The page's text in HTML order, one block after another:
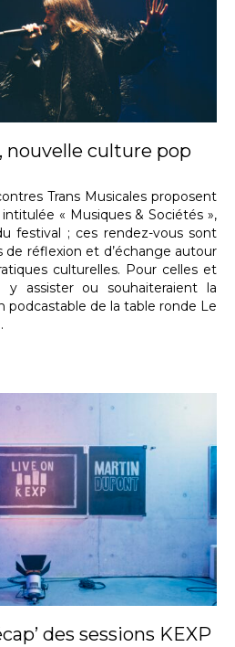
nouvelle culture pop
Trans Musicales proposent
« Musiques & Sociétés »,
festival ; ces rendez-vous sont
réflexion et d’échange autour
culturelles. Pour celles et
assister ou souhaiteraient la
podcastable de la table ronde Le
des sessions KEXP